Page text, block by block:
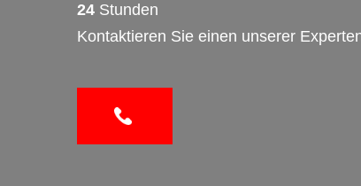
24 Stunden
Kontaktieren Sie einen unserer